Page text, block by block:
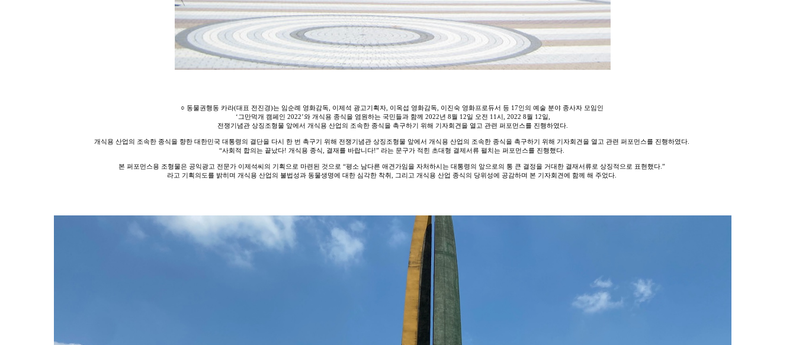
○ 동물권행동 카라(대표 전진경)는 임순례 영화감독, 이제석 광고기획자, 이옥섭 영화감독, 이진숙 영화프로듀서 등 17인의 예술 분야 종사자 모임인
‘그만먹개 캠페인 2022’와 개식용 종식을 염원하는 국민들과 함께 2022년 8월 12일 오전 11시, 2022 8월 12일,
전쟁기념관 상징조형물 앞에서 개식용 산업의 조속한 종식을 촉구하기 위해 기자회견을 열고 관련 퍼포먼스를 진행하였다.
개식용 산업의 조속한 종식을 향한 대한민국 대통령의 결단을 다시 한 번 촉구기 위해 전쟁기념관 상징조형물 앞에서 개식용 산업의 조속한 종식을 촉구하기 위해 기자회견을 열고 관련 퍼포먼스를 진행하였다.
“사회적 합의는 끝났다! 개식용 종식, 결재를 바랍니다!” 라는 문구가 적힌 초대형 결제서류 펼치는 퍼포먼스를 진행했다.
본 퍼포먼스용 조형물은 공익광고 전문가 이제석씨의 기획으로 마련된 것으로 “평소 남다른 애견가임을 자처하시는 대통령의 앞으로의 통 큰 결정을 거대한 결재서류로 상징적으로 표현했다.”
라고 기획의도를 밝히며 개식용 산업의 불법성과 동물생명에 대한 심각한 착취, 그리고 개식용 산업 종식의 당위성에 공감하며 본 기자회견에 함께 해 주었다.